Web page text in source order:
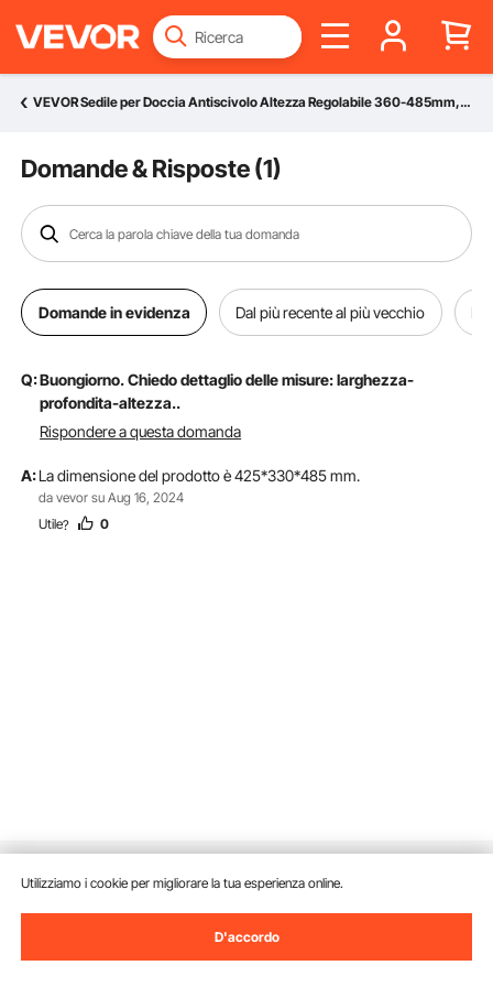
VEVOR Sedile per Doccia Antiscivolo Altezza Regolabile 360-485mm, Sgabello per Doccia Carico max. 158,8kg, Sedia per Doccia in Alluminio PE, Sgabello da Bagno Doccia Antiscivolo Portata 158,8kg Bianco
Domande & Risposte (1)
Domande in evidenza Dal più recente al più vecchio
Q:Buongiorno. Chiedo dettaglio delle misure: larghezza-
profondita-altezza..
Rispondere a questa domanda
A:La dimensione del prodotto è 425*330*485 mm.
da vevor su Aug 16, 2024
Utile? 0
Fai una domanda
Utilizziamo i cookie per migliorare la tua esperienza online.
D'accordo